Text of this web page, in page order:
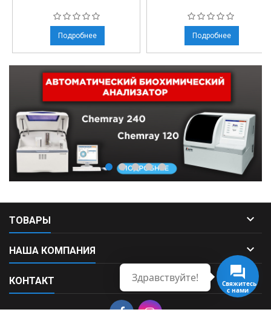
Подробнее Подробнее
ТОВАРЫ 
НАША КОМПАНИЯ 
КОНТАКТ 
Свяжитесь
с нами
Здравствуйте!